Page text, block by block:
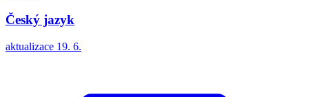
Český jazyk
aktualizace 19. 6.